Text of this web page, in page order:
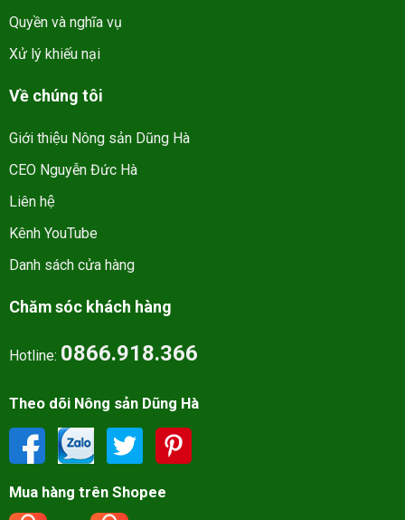
Quyền và nghĩa vụ
Xử lý khiếu nại
Về chúng tôi
Giới thiệu Nông sản Dũng Hà
CEO Nguyễn Đức Hà
Liên hệ
Kênh YouTube
Danh sách cửa hàng
Chăm sóc khách hàng
Hotline: 0866.918.366
Theo dõi Nông sản Dũng Hà
Mua hàng trên Shopee